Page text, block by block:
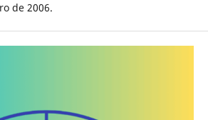
de 2006.